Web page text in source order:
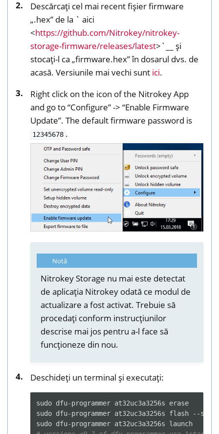
Descărcați cel mai recent fișier firmware
„.hex” de la ` aici
<https://github.com/Nitrokey/nitrokey-
storage-firmware/releases/latest>`__ și
stocați-l ca „firmware.hex” în dosarul dvs. de
acasă. Versiunile mai vechi sunt ici.
Right click on the icon of the Nitrokey App
and go to “Configure” -> “Enable Firmware
Update”. The default firmware password is
12345678 .
Notă
Nitrokey Storage nu mai este detectat
de aplicația Nitrokey odată ce modul de
actualizare a fost activat. Trebuie să
procedați conform instrucțiunilor
descrise mai jos pentru a-l face să
funcționeze din nou.
Deschideți un terminal și executați:
sudo dfu-programmer at32uc3a3256s
erase
sudo dfu-programmer at32uc3a3256s flash
--
sudo dfu-programmer at32uc3a3256s